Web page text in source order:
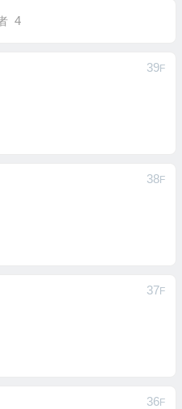
4
39F
38F
37F
36F